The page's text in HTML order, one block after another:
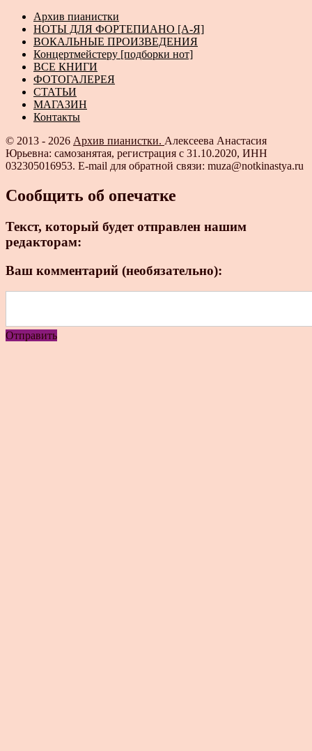
Архив пианистки
НОТЫ ДЛЯ ФОРТЕПИАНО [А-Я]
ВОКАЛЬНЫЕ ПРОИЗВЕДЕНИЯ
Концертмейстеру [подборки нот]
ВСЕ КНИГИ
ФОТОГАЛЕРЕЯ
СТАТЬИ
МАГАЗИН
Контакты
© 2013 - 2026 Архив пианистки. Алексеева Анастасия
Юрьевна: самозанятая, регистрация с 31.10.2020, ИНН
032305016953. E-mail для обратной связи: muza@notkinastya.ru
Сообщить об опечатке
Текст, который будет отправлен нашим
редакторам:
Ваш комментарий (необязательно):
Отправить